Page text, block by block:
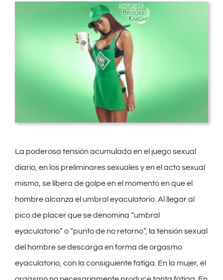
La poderosa tensión acumulada en el juego sexual
diario, en los preliminares sexuales y en el acto sexual
mismo, se libera de golpe en el momento en que el
hombre alcanza el umbral eyaculatorio. Al llegar al
pico de placer que se denomina “umbral
eyaculatorio” o “punto de no retorno”, la tensión sexual
del hombre se descarga en forma de orgasmo
eyaculatorio, con la consiguiente fatiga. En la mujer, el